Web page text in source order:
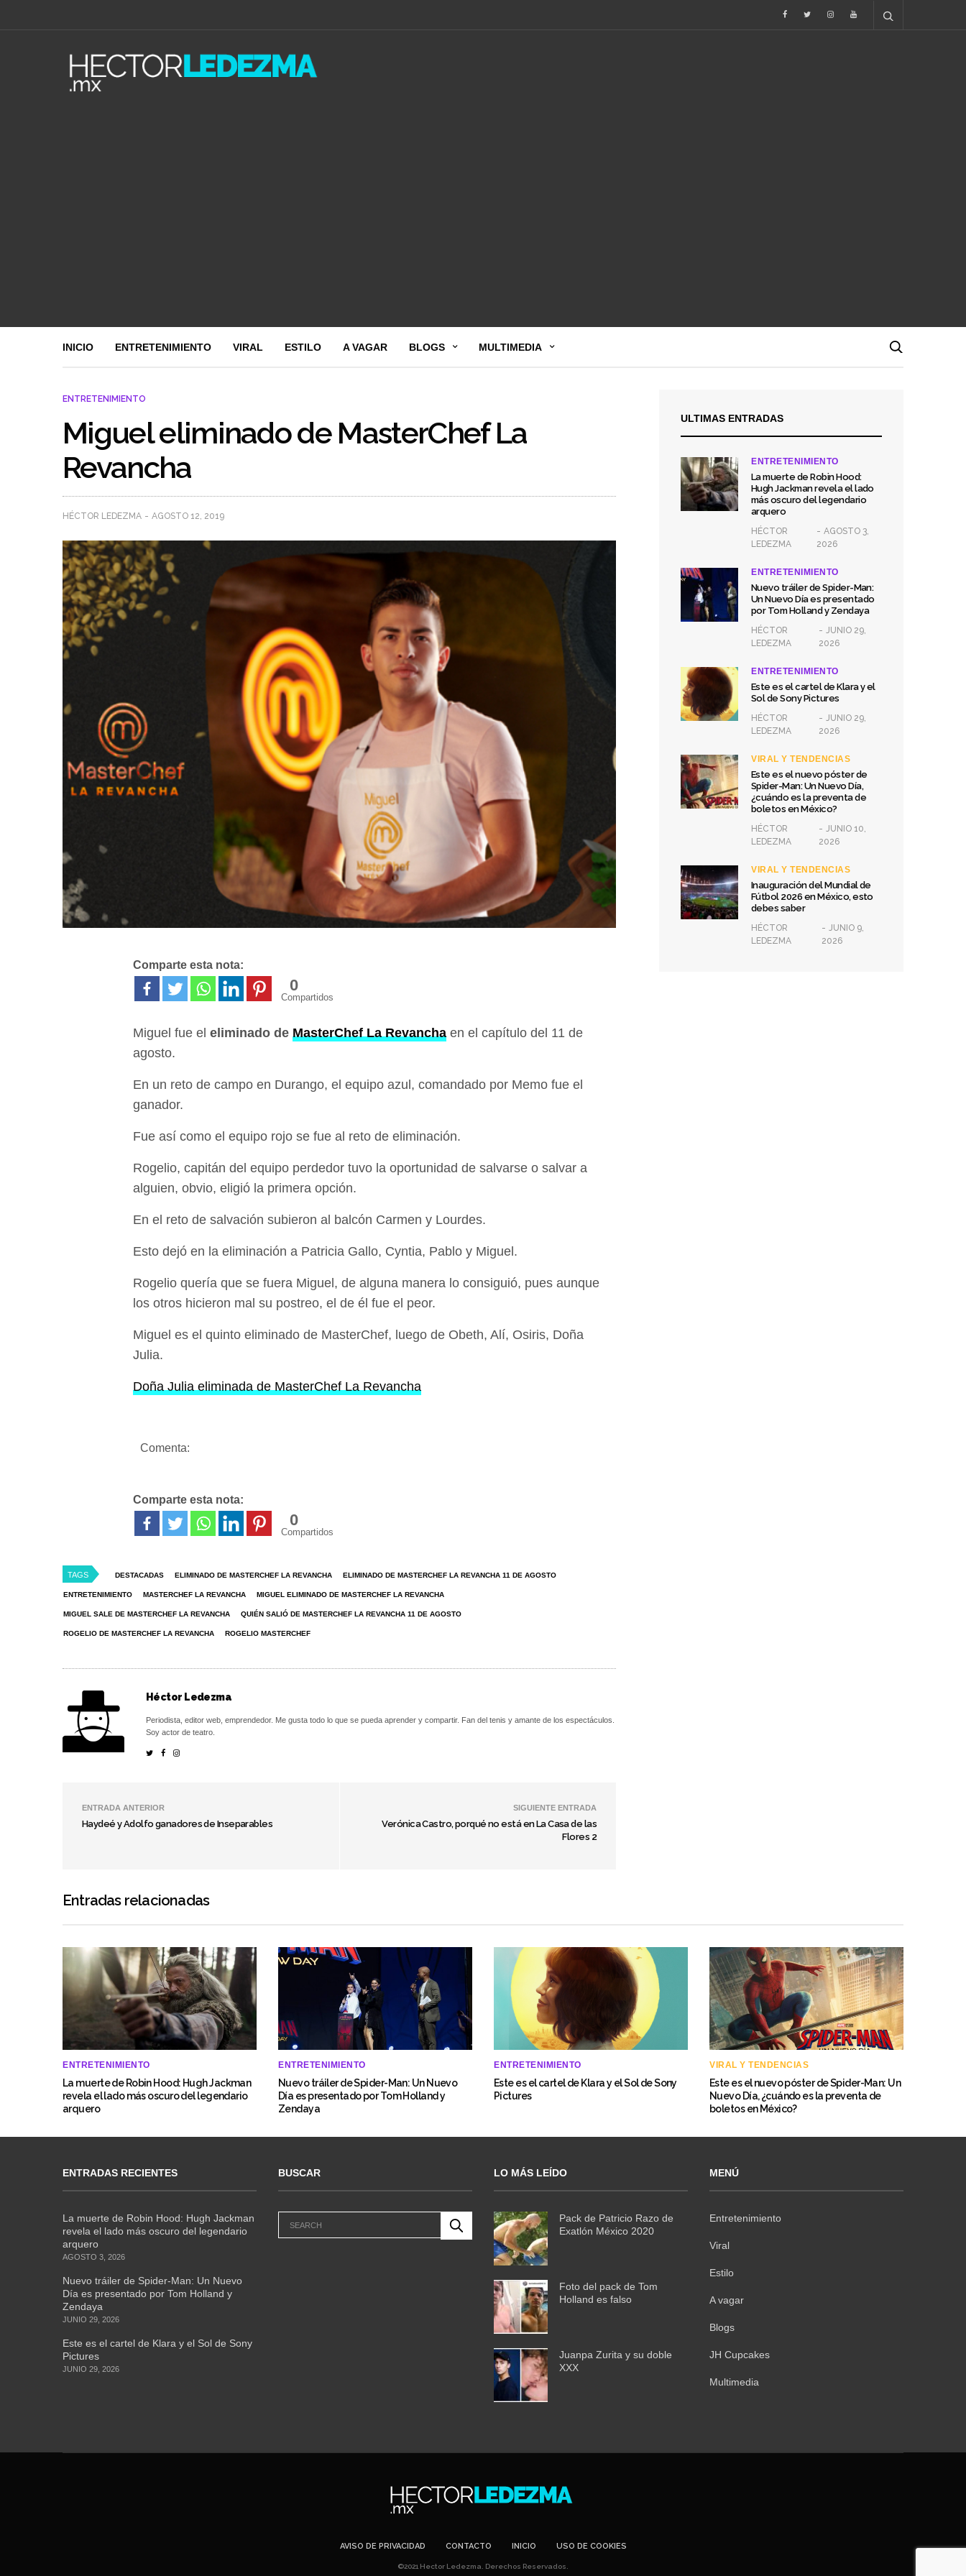
INICIO ENTRETENIMIENTO VIRAL ESTILO A VAGAR BLOGS MULTIMEDIA
ENTRETENIMIENTO
Miguel eliminado de MasterChef La
Revancha
HÉCTOR LEDEZMA AGOSTO 12, 2019
Comparte esta nota:
0
Compartidos
Miguel fue el eliminado de MasterChef La Revancha en el capítulo del 11 de
agosto.
En un reto de campo en Durango, el equipo azul, comandado por Memo fue el
ganador.
Fue así como el equipo rojo se fue al reto de eliminación.
Rogelio, capitán del equipo perdedor tuvo la oportunidad de salvarse o salvar a
alguien, obvio, eligió la primera opción.
En el reto de salvación subieron al balcón Carmen y Lourdes.
Esto dejó en la eliminación a Patricia Gallo, Cyntia, Pablo y Miguel.
Rogelio quería que se fuera Miguel, de alguna manera lo consiguió, pues aunque
los otros hicieron mal su postreo, el de él fue el peor.
Miguel es el quinto eliminado de MasterChef, luego de Obeth, Alí, Osiris, Doña
Julia.
Doña Julia eliminada de MasterChef La Revancha
Comenta:
Comparte esta nota:
0
Compartidos
TAGS DESTACADAS ELIMINADO DE MASTERCHEF LA REVANCHA ELIMINADO DE MASTERCHEF LA REVANCHA 11 DE AGOSTO
ENTRETENIMIENTO MASTERCHEF LA REVANCHA MIGUEL ELIMINADO DE MASTERCHEF LA REVANCHA
MIGUEL SALE DE MASTERCHEF LA REVANCHA QUIÉN SALIÓ DE MASTERCHEF LA REVANCHA 11 DE AGOSTO
ROGELIO DE MASTERCHEF LA REVANCHA ROGELIO MASTERCHEF
Héctor Ledezma
Periodista, editor web, emprendedor. Me gusta todo lo que se pueda aprender y compartir. Fan del tenis y amante de los espectáculos.
Soy actor de teatro.
ENTRADA ANTERIOR
Haydeé y Adolfo ganadores de Inseparables
SIGUIENTE ENTRADA
Verónica Castro, porqué no está en La Casa de las
Flores 2
ULTIMAS ENTRADAS
ENTRETENIMIENTO
La muerte de Robin Hood:
Hugh Jackman revela el lado
más oscuro del legendario
arquero
HÉCTOR
LEDEZMA
AGOSTO 3,
2026
ENTRETENIMIENTO
Nuevo tráiler de Spider-Man:
Un Nuevo Día es presentado
por Tom Holland y Zendaya
HÉCTOR
LEDEZMA
JUNIO 29,
2026
ENTRETENIMIENTO
Este es el cartel de Klara y el
Sol de Sony Pictures
HÉCTOR
LEDEZMA
JUNIO 29,
2026
VIRAL Y TENDENCIAS
Este es el nuevo póster de
Spider-Man: Un Nuevo Día,
¿cuándo es la preventa de
boletos en México?
HÉCTOR
LEDEZMA
JUNIO 10,
2026
VIRAL Y TENDENCIAS
Inauguración del Mundial de
Fútbol 2026 en México, esto
debes saber
HÉCTOR
LEDEZMA
JUNIO 9,
2026
Entradas relacionadas
ENTRETENIMIENTO
La muerte de Robin Hood: Hugh Jackman
revela el lado más oscuro del legendario
arquero
ENTRETENIMIENTO
Nuevo tráiler de Spider-Man: Un Nuevo
Día es presentado por Tom Holland y
Zendaya
ENTRETENIMIENTO
Este es el cartel de Klara y el Sol de Sony
Pictures
VIRAL Y TENDENCIAS
Este es el nuevo póster de Spider-Man: Un
Nuevo Día, ¿cuándo es la preventa de
boletos en México?
ENTRADAS RECIENTES
La muerte de Robin Hood: Hugh Jackman
revela el lado más oscuro del legendario
arquero
AGOSTO 3, 2026
Nuevo tráiler de Spider-Man: Un Nuevo
Día es presentado por Tom Holland y
Zendaya
JUNIO 29, 2026
Este es el cartel de Klara y el Sol de Sony
Pictures
JUNIO 29, 2026
BUSCAR LO MÁS LEÍDO
Pack de Patricio Razo de
Exatlón México 2020
Foto del pack de Tom
Holland es falso
Juanpa Zurita y su doble
XXX
MENÚ
Entretenimiento
Viral
Estilo
A vagar
Blogs
JH Cupcakes
Multimedia
AVISO DE PRIVACIDAD CONTACTO INICIO USO DE COOKIES
©2021 Hector Ledezma. Derechos Reservados.